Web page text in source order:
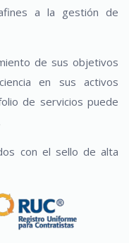
a la gestión de
de sus objetivos
en sus activos
de servicios puede
con el sello de alta